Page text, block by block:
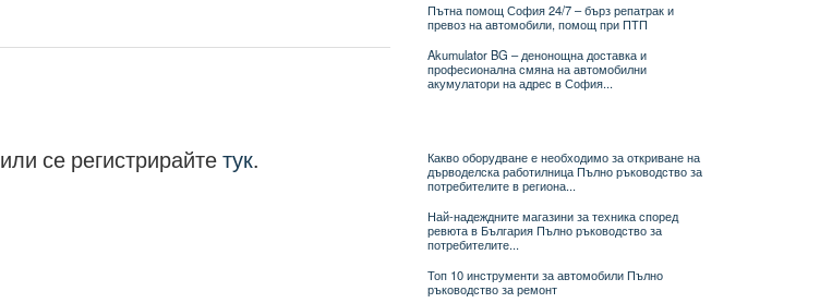
или се регистрирайтетук.
Пътна помощ София 24/7 – бърз репатрак и
превоз на автомобили, помощ при ПТП
Akumulator BG – денонощна доставка и
професионална смяна на автомобилни
акумулатори на адрес в София...
Какво оборудване е необходимо за откриване на
дърводелска работилница Пълно ръководство за
потребителите в региона...
Най-надеждните магазини за техника според
ревюта в България Пълно ръководство за
потребителите...
Топ 10 инструменти за автомобили Пълно
ръководство за ремонт